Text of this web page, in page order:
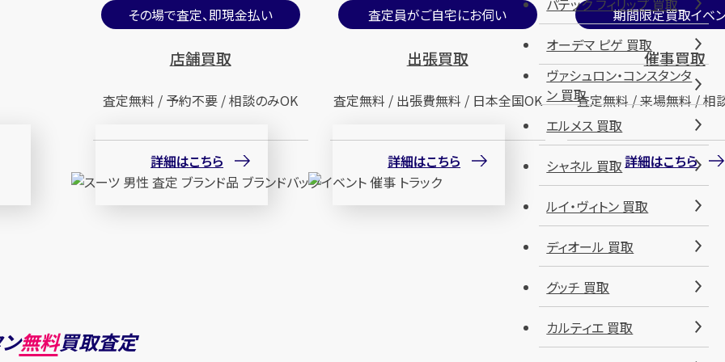
その場で査定、即現金払い
店舗買取
査定無料 / 予約不要 / 相談のみOK
詳細はこちら
査定員がご自宅にお伺い
出張買取
査定無料 / 出張費無料 / 日本全国OK
詳細はこちら
期間限定買取イベ
催事買取
査定無料 / 来場無料 / 相
詳細はこちら
ン無料買取査定
オーデマ ピゲ 買取
ヴァシュロン・コンスタンタ
ン 買取
エルメス 買取
シャネル 買取
ルイ・ヴィトン 買取
ディオール 買取
グッチ 買取
カルティエ 買取